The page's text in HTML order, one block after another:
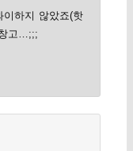
하지 않았죠(핫
고…;;;